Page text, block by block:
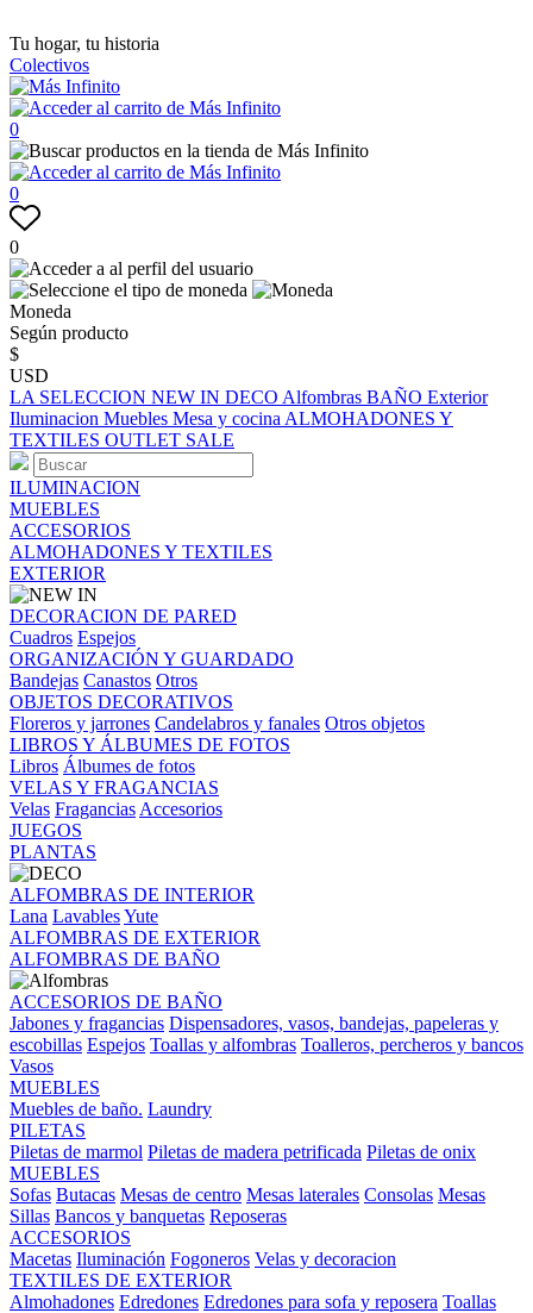
Tu hogar, tu historia
Colectivos
0
0
0
Moneda
Según producto
$
USD
LA SELECCION NEW IN DECO Alfombras BAÑO Exterior
Iluminacion Muebles Mesa y cocina ALMOHADONES Y
TEXTILES OUTLET SALE
ILUMINACION
MUEBLES
ACCESORIOS
ALMOHADONES Y TEXTILES
EXTERIOR
DECORACION DE PARED
Cuadros Espejos
ORGANIZACIÓN Y GUARDADO
Bandejas Canastos Otros
OBJETOS DECORATIVOS
Floreros y jarrones Candelabros y fanales Otros objetos
LIBROS Y ÁLBUMES DE FOTOS
Libros Álbumes de fotos
VELAS Y FRAGANCIAS
Velas Fragancias Accesorios
JUEGOS
PLANTAS
ALFOMBRAS DE INTERIOR
Lana LavablesYute
ALFOMBRAS DE EXTERIOR
ALFOMBRAS DE BAÑO
ACCESORIOS DE BAÑO
Jabones y fragancias Dispensadores, vasos, bandejas, papeleras y
escobillas Espejos Toallas y alfombras Toalleros, percheros y bancos
Vasos
MUEBLES
Muebles de baño. Laundry
PILETAS
Piletas de marmol Piletas de madera petrificada Piletas de onix
MUEBLES
Sofas Butacas Mesas de centro Mesas laterales Consolas Mesas
Sillas Bancos y banquetas Reposeras
ACCESORIOS
Macetas Iluminación Fogoneros Velas y decoracion
TEXTILES DE EXTERIOR
Almohadones Edredones Edredones para sofa y reposera Toallas